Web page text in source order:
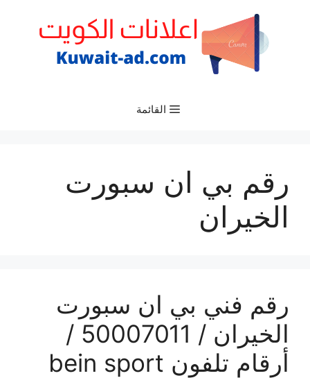
القائمة
رقم بي ان سبورت
الخيران
رقم فني بي ان سبورت
الخيران / 50007011 /
أرقام تلفون bein sport